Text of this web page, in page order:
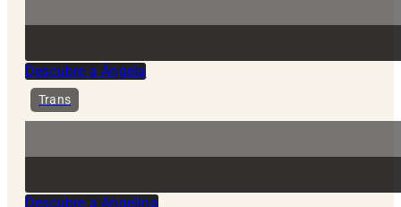
Descubre a Ángela
Trans
Descubre a Angelina